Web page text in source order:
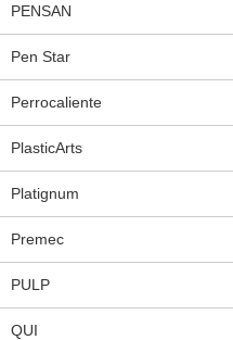
PENSAN
Pen Star
Perrocaliente
PlasticArts
Platignum
Premec
PULP
QUI